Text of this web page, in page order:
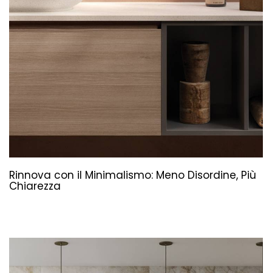
Rinnova con il Minimalismo: Meno Disordine, Più
Chiarezza